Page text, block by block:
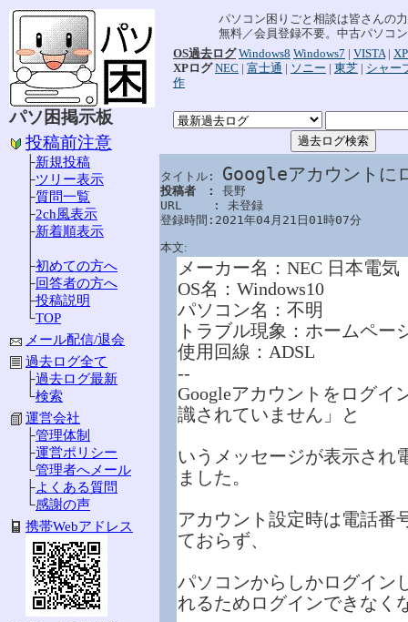
パソ困掲示板
投稿前注意
├新規投稿
├ツリー表示
├質問一覧
├2ch風表示
├新着順表示
├初めての方へ
├回答者の方へ
├投稿説明
└TOP
メール配信/退会
過去ログ全て
├過去ログ最新
└検索
運営会社
├管理体制
├運営ポリシー
└管理者へメール
├よくある質問
└感謝の声
携帯Webアドレス
パソコン困りごと相談は皆さんの
無料／会員登録不要。中古パソコ
OS過去ログ Windows8 Windows7 | VISTA| XP
XPログ NEC | 富士通 | ソニー | 東芝 | シャー
作
タイトル: Googleアカウントに
投稿者　: 長野
URL　　 : 未登録
登録時間:2021年04月21日01時07分
本文:
メーカー名：NEC 日本電気
OS名：Windows10
パソコン名：不明
トラブル現象：ホームペー
使用回線：ADSL
--
Googleアカウントをログイ
識されていません」と
いうメッセージが表示され
ました。
アカウント設定時は電話番
ておらず、
パソコンからしかログイン
れるためログインできなく